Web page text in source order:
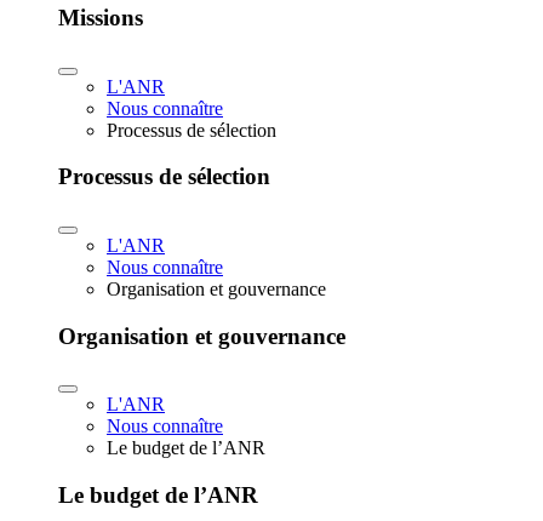
Missions
L'ANR
Nous connaître
Processus de sélection
Processus de sélection
L'ANR
Nous connaître
Organisation et gouvernance
Organisation et gouvernance
L'ANR
Nous connaître
Le budget de l’ANR
Le budget de l’ANR